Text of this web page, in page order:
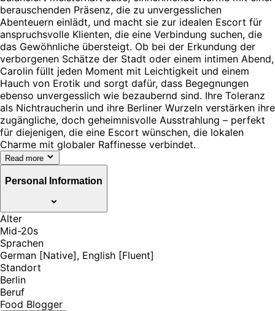
berauschenden Präsenz, die zu unvergesslichen
Abenteuern einlädt, und macht sie zur idealen Escort für
anspruchsvolle Klienten, die eine Verbindung suchen, die
das Gewöhnliche übersteigt. Ob bei der Erkundung der
verborgenen Schätze der Stadt oder einem intimen Abend,
Carolin füllt jeden Moment mit Leichtigkeit und einem
Hauch von Erotik und sorgt dafür, dass Begegnungen
ebenso unvergesslich wie bezaubernd sind. Ihre Toleranz
als Nichtraucherin und ihre Berliner Wurzeln verstärken ihre
zugängliche, doch geheimnisvolle Ausstrahlung – perfekt
für diejenigen, die eine Escort wünschen, die lokalen
Charme mit globaler Raffinesse verbindet.
Read more
Personal Information
Alter
Mid-20s
Sprachen
German [Native], English [Fluent]
Standort
Berlin
Beruf
Food Blogger